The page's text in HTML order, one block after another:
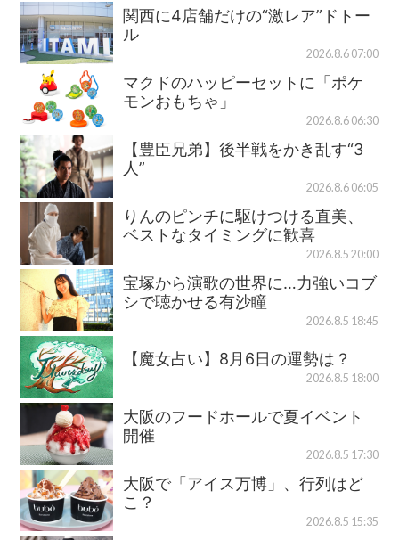
関西に4店舗だけの“激レア”ドトー
ル
2026.8.6 07:00
マクドのハッピーセットに「ポケ
モンおもちゃ」
2026.8.6 06:30
【豊臣兄弟】後半戦をかき乱す“3
人”
2026.8.6 06:05
りんのピンチに駆けつける直美、
ベストなタイミングに歓喜
2026.8.5 20:00
宝塚から演歌の世界に…力強いコブ
シで聴かせる有沙瞳
2026.8.5 18:45
【魔女占い】8月6日の運勢は？
2026.8.5 18:00
大阪のフードホールで夏イベント
開催
2026.8.5 17:30
大阪で「アイス万博」、行列はど
こ？
2026.8.5 15:35